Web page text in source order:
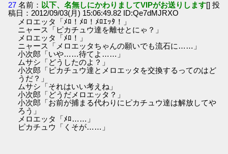
27 名前： 以下、名無しにかわりましてVIPがお送りします[] 投
稿日：2012/09/03(月) 15:06:49.82 ID:Qe7dMJRXO
メロエッタ「ﾒﾛ！ﾒﾛ！ﾒﾛｴｯﾀ！」
ニャース「ピカチュウ達を離せとにゃ？」
メロエッタ「ﾒﾛ！」
ニャース「メロエッタちゃんの願いでも流石に……」
小次郎「いや……待てよ……」
ムサシ「どうしたのよ？」
小次郎「ピカチュウ達とメロエッタを交換するってのはど
うだ？」
ムサシ「それはいい考えね」
小次郎「どうだメロエッタ？」
小次郎「お前が捕まる代わりにピカチュウ達は解放してや
ろう」
メロエッタ「ﾒﾛ……」
ピカチュウ「くそが……」